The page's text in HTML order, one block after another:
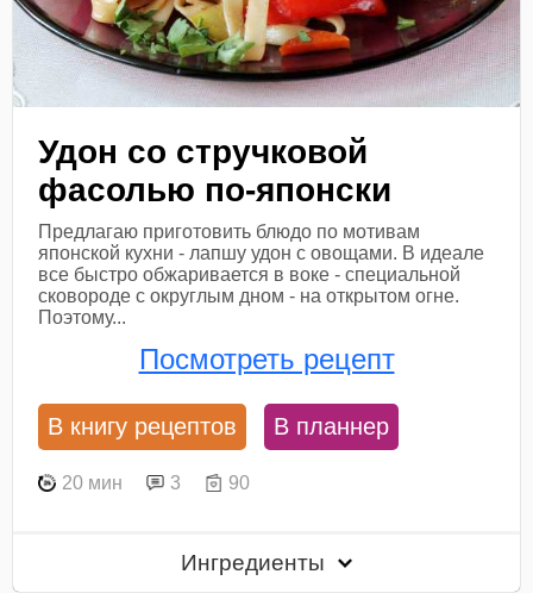
Удон со стручковой
фасолью по-японски
Предлагаю приготовить блюдо по мотивам
японской кухни - лапшу удон с овощами. В идеале
все быстро обжаривается в воке - специальной
сковороде с округлым дном - на открытом огне.
Поэтому...
Посмотреть рецепт
В книгу рецептов В планнер
20 мин 3 90
Ингредиенты